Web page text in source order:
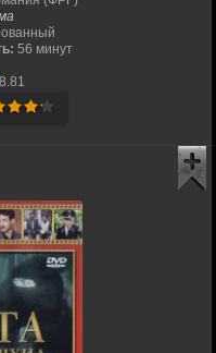
56 минут
8.81